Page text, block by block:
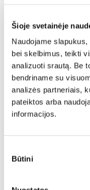
Šioje svetainėje
Naudojame
bei skelbimus, teikti
analizuoti srautą. Be
bendriname su
analizės partneriais,
pateiktos arba
informacijos.
pasirinkimas
Būtini